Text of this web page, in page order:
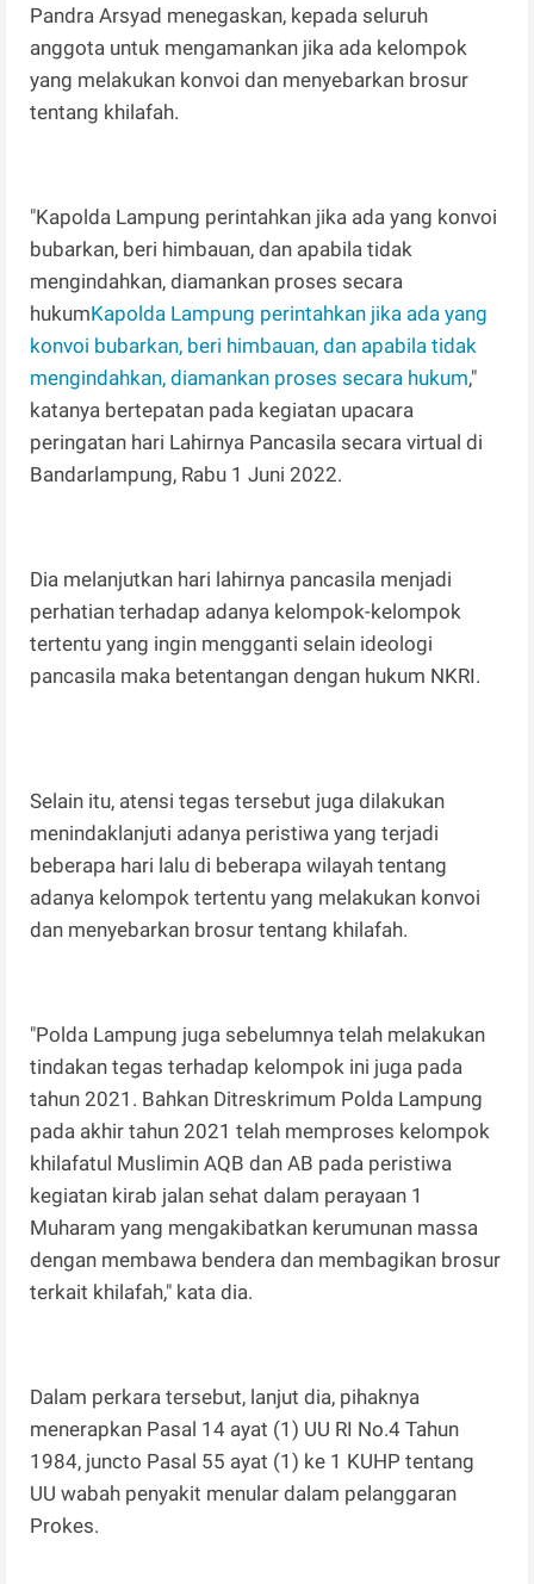
Pandra Arsyad menegaskan, kepada seluruh
anggota untuk mengamankan jika ada kelompok
yang melakukan konvoi dan menyebarkan brosur
tentang khilafah.
"Kapolda Lampung perintahkan jika ada yang konvoi
bubarkan, beri himbauan, dan apabila tidak
mengindahkan, diamankan proses secara
hukumKapolda Lampung perintahkan jika ada yang
konvoi bubarkan, beri himbauan, dan apabila tidak
mengindahkan, diamankan proses secara hukum,"
katanya bertepatan pada kegiatan upacara
peringatan hari Lahirnya Pancasila secara virtual di
Bandarlampung, Rabu 1 Juni 2022.
Dia melanjutkan hari lahirnya pancasila menjadi
perhatian terhadap adanya kelompok-kelompok
tertentu yang ingin mengganti selain ideologi
pancasila maka betentangan dengan hukum NKRI.
Selain itu, atensi tegas tersebut juga dilakukan
menindaklanjuti adanya peristiwa yang terjadi
beberapa hari lalu di beberapa wilayah tentang
adanya kelompok tertentu yang melakukan konvoi
dan menyebarkan brosur tentang khilafah.
"Polda Lampung juga sebelumnya telah melakukan
tindakan tegas terhadap kelompok ini juga pada
tahun 2021. Bahkan Ditreskrimum Polda Lampung
pada akhir tahun 2021 telah memproses kelompok
khilafatul Muslimin AQB dan AB pada peristiwa
kegiatan kirab jalan sehat dalam perayaan 1
Muharam yang mengakibatkan kerumunan massa
dengan membawa bendera dan membagikan brosur
terkait khilafah," kata dia.
Dalam perkara tersebut, lanjut dia, pihaknya
menerapkan Pasal 14 ayat (1) UU RI No.4 Tahun
1984, juncto Pasal 55 ayat (1) ke 1 KUHP tentang
UU wabah penyakit menular dalam pelanggaran
Prokes.